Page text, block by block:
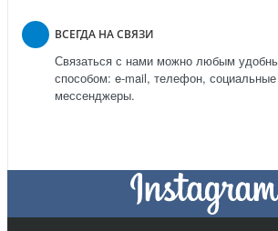
ВСЕГДА НА СВЯЗИ
Связаться с нами можно любым
способом: e-mail, телефон, социальные
мессенджеры.